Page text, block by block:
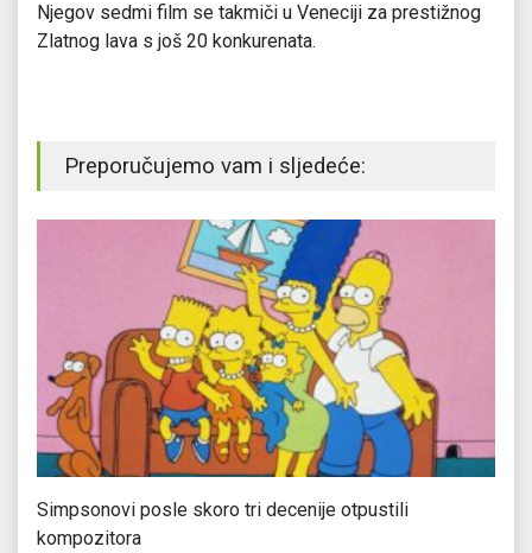
Njegov sedmi film se takmiči u Veneciji za prestižnog
Zlatnog lava s još 20 konkurenata.
Preporučujemo vam i sljedeće:
Simpsonovi posle skoro tri decenije otpustili
kompozitora